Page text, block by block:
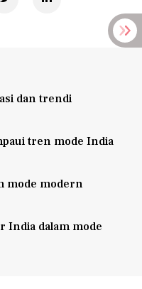
dan trendi
tren mode India
mode modern
India dalam mode